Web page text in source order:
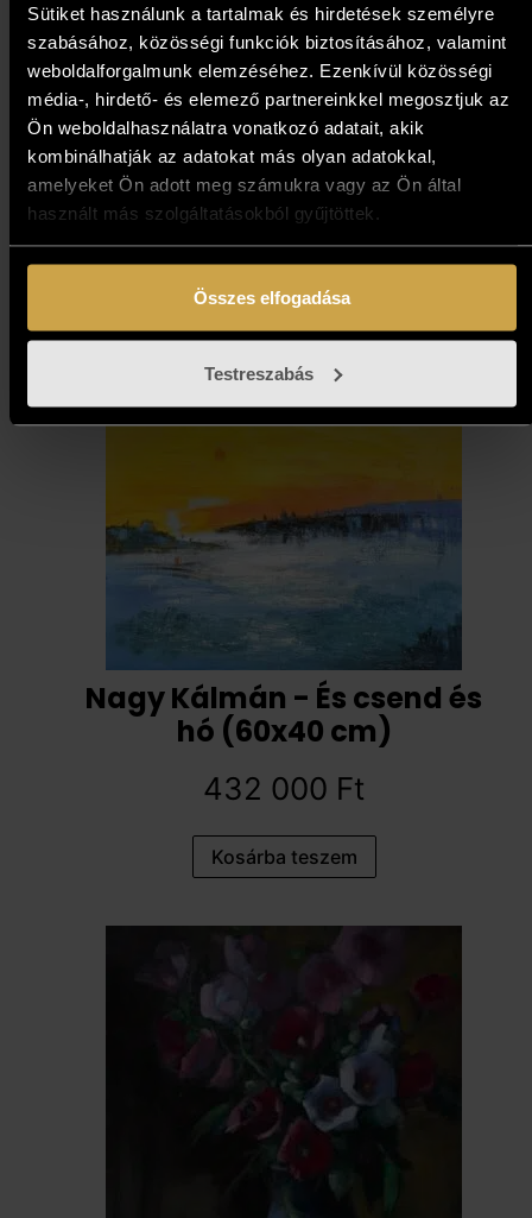
Sütiket használunk a tartalmak és hirdetések személyre
szabásához, közösségi funkciók biztosításához, valamint
weboldalforgalmunk elemzéséhez. Ezenkívül közösségi
média-, hirdető- és elemező partnereinkkel megosztjuk az
Ön weboldalhasználatra vonatkozó adatait, akik
kombinálhatják az adatokat más olyan adatokkal,
amelyeket Ön adott meg számukra vagy az Ön által
használt más szolgáltatásokból gyűjtöttek.
Összes elfogadása
Testreszabás
Bihon Győző - Horizont
(80x80 cm)
683 000Ft
Kosárba teszem
Nagy Kálmán - És csend és
hó (60x40 cm)
432 000 Ft
Kosárba teszem